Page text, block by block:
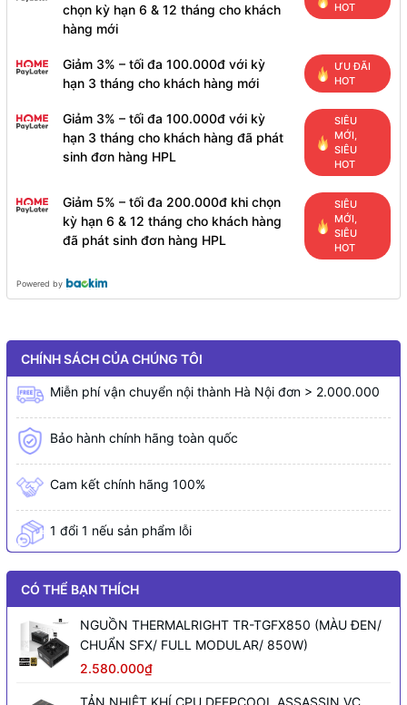
chọn kỳ hạn 6 & 12 tháng cho khách
hàng mới
HOT
Giảm 3% – tối đa 100.000đ với kỳ
hạn 3 tháng cho khách hàng mới
ƯU ĐÃI
HOT
Giảm 3% – tối đa 100.000đ với kỳ
hạn 3 tháng cho khách hàng đã phát
sinh đơn hàng HPL
SIÊU
MỚI,
SIÊU
HOT
Giảm 5% – tối đa 200.000đ khi chọn
kỳ hạn 6 & 12 tháng cho khách hàng
đã phát sinh đơn hàng HPL
SIÊU
MỚI,
SIÊU
HOT
Powered by
CHÍNH SÁCH CỦA CHÚNG TÔI
Miễn phí vận chuyển nội thành Hà Nội đơn > 2.000.000
Bảo hành chính hãng toàn quốc
Cam kết chính hãng 100%
1 đổi 1 nếu sản phẩm lỗi
CÓ THỂ BẠN THÍCH
NGUỒN THERMALRIGHT TR-TGFX850 (MÀU ĐEN/
CHUẨN SFX/ FULL MODULAR/ 850W)
2.580.000₫
TẢN NHIỆT KHÍ CPU DEEPCOOL ASSASSIN VC